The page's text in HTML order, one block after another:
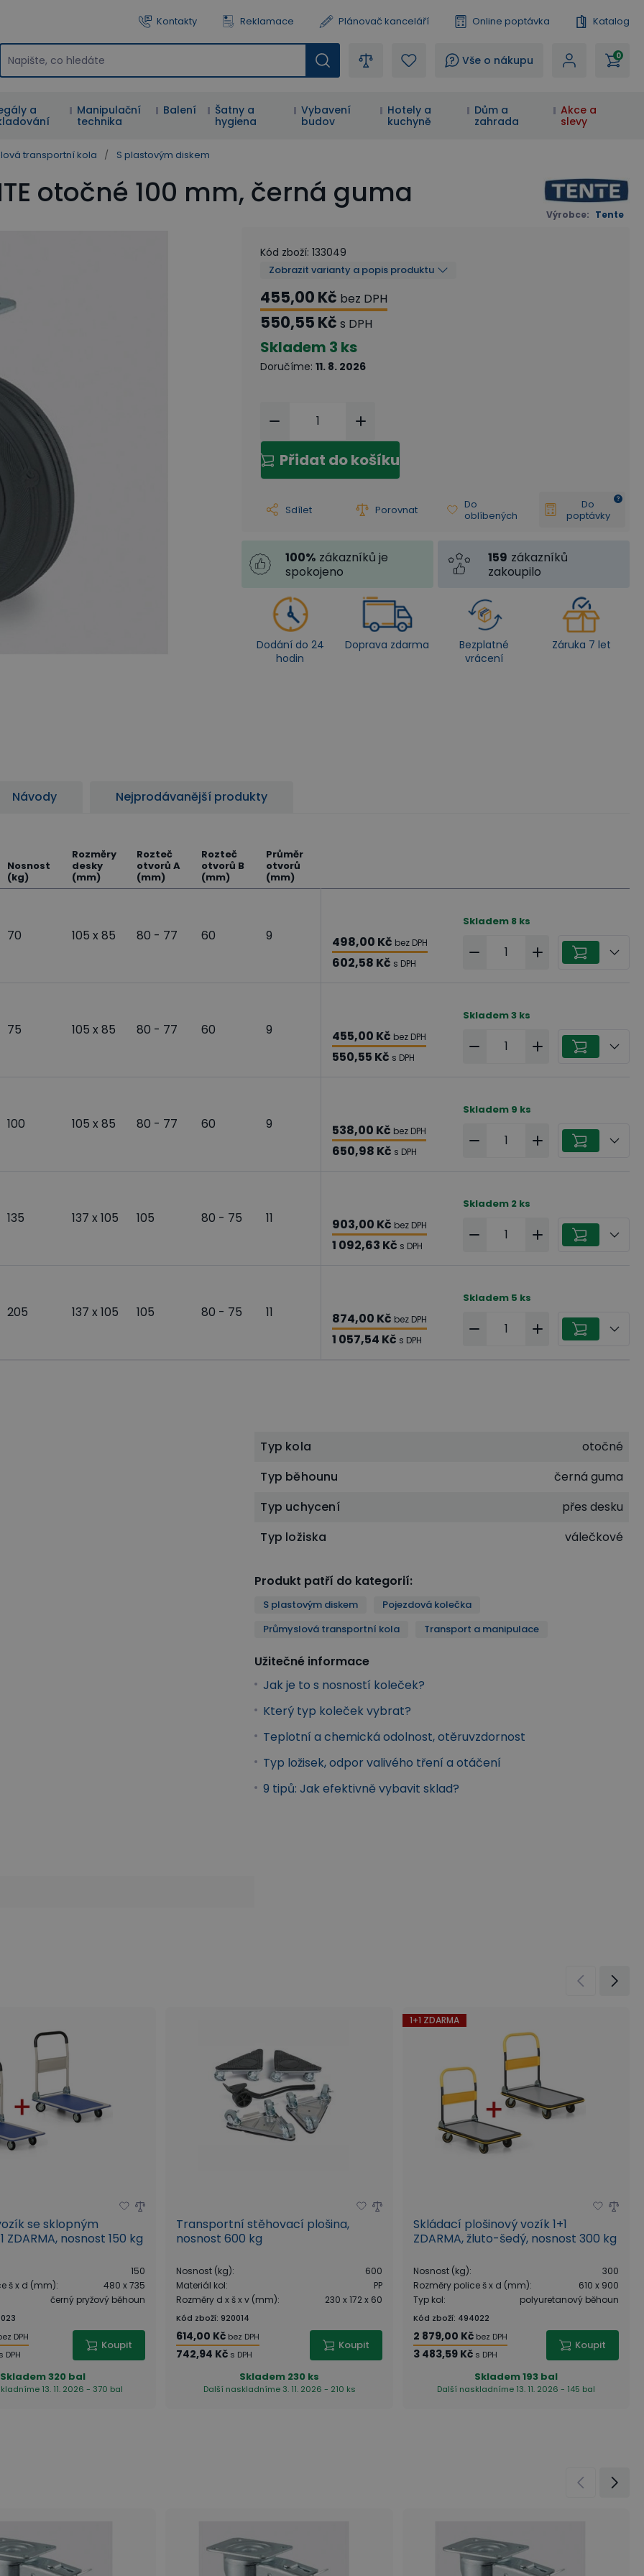
Kontakty Reklamace Plánovač kanceláří Online poptávka Katalog
? Vše o nákupu 0
a
Manipulační
technika
Balení
Šatny a
hygiena
Vybavení
budov
Hotely a
kuchyně
Dům a
zahrada
Akce a
slevy
transportní kola / S plastovým diskem
otočné 100 mm, černá guma
Výrobce: Tente
Kód zboží: 133049
Zobrazit varianty a popis produktu
455,00 Kč bez DPH
550,55 Kč s DPH
Skladem 3 ks
Doručíme: 11. 8. 2026
Přidat do košíku
Sdílet Porovnat
Do
oblíbených
Do
poptávky
100% zákazníků je
spokojeno
159 zákazníků
zakoupilo
Dodání do 24
hodin
Doprava zdarma
Bezplatné
vrácení
Záruka 7 let
Návody Nejprodávanější produkty
Nosnost
(kg)
Rozměry
desky
(mm)
Rozteč
otvorů A
(mm)
Rozteč
otvorů B
(mm)
Průměr
otvorů
(mm)
70 105 x 85 80 - 77 60 9 498,00 Kč bez DPH
602,58 Kč s DPH
Skladem 8 ks
75 105 x 85 80 - 77 60 9 455,00 Kč bez DPH
550,55 Kč s DPH
Skladem3 ks
100 105 x 85 80 - 77 60 9 538,00 Kč bez DPH
650,98 Kč s DPH
Skladem 9 ks
135 137 x 105 105 80 - 75 11 903,00 Kč bez DPH
1 092,63 Kč s DPH
Skladem 2 ks
205 137 x 105 105 80 - 75 11 874,00 Kč bez DPH
1 057,54 Kč s DPH
Skladem 5 ks
Typ kola
otočné
Typ běhounu
černá guma
Typ uchycení
přes desku
Typ ložiska
válečkové
Produkt patří do kategorií:
S plastovým diskem
Pojezdová kolečka
Průmyslová transportní kola
Transport a manipulace
Užitečné informace
Jak je to s nosností koleček?
Který typ koleček vybrat?
Teplotní a chemická odolnost, otěruvzdornost
Typ ložisek, odpor valivého tření a otáčení
9 tipů: Jak efektivně vybavit sklad?
se sklopným
ZDARMA, nosnost 150 kg
150
š x d (mm):
480 x 735
černý pryžový běhoun
DPH
s DPH
Koupit
Skladem320 bal
13. 11. 2026 - 370 bal
Transportní stěhovací plošina,
nosnost 600 kg
Nosnost (kg):
600
Materiál kol:
PP
Rozměry d x š x v (mm): 230 x 172 x 60
Kód zboží:920014
614,00 Kč bez DPH
742,94 Kč s DPH
Koupit
Skladem 230 ks
Další naskladníme 3. 11. 2026 - 210 ks
1+1 ZDARMA
Skládací plošinový vozík 1+1
ZDARMA, žluto-šedý, nosnost 300 kg
Nosnost (kg):
300
Rozměry police š x d (mm):
610 x 900
Typ kol: polyuretanový běhoun
Kód zboží: 494022
2 879,00 Kč bez DPH
3 483,59 Kč s DPH
Koupit
Skladem193 bal
Další naskladníme 13. 11. 2026 - 145 bal